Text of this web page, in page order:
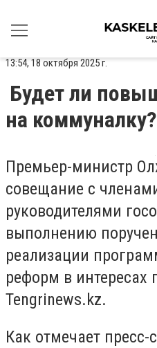
13:54, 18 октября 2025 г.
Будет ли
на коммуналку?
Премьер-министр
совещание с
руководителями
выполнению
реализации
реформ в интересах
Tengrinews.kz.
Как отмечает пресс-